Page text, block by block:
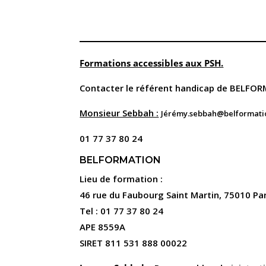
Formations accessibles aux PSH.
Contacter le référent handicap de
Monsieur Sebbah :
01 77 37 80 24
BELFORMATION
Lieu de formation :
46 rue du Faubourg Saint Martin, 75010
Tel : 01 77 37 80 24
APE 8559A
SIRET 811 531 888 00022